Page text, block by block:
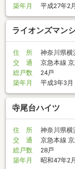
築年月
平成27年2月
ライオンズマン
住 所
神奈川県横
交 通
京急本線
総戸数
24戸
築年月
平成3年3月
寺尾台ハイツ
住 所
神奈川県横
交 通
京急本線
総戸数
28戸
築年月
昭和47年2月